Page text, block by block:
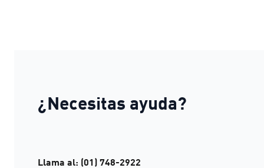
¿Necesitas ayuda?
Llama al: (01) 748-2922